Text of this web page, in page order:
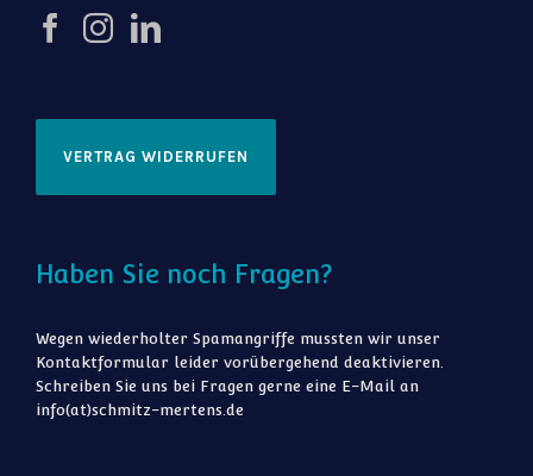
VERTRAG WIDERRUFEN
Haben Sie noch Fragen?
Wegen wiederholter Spamangriffe mussten wir unser
Kontaktformular leider vorübergehend deaktivieren.
Schreiben Sie uns bei Fragen gerne eine E-Mail an
info(at)schmitz-mertens.de